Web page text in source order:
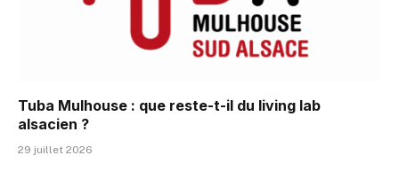
Tuba Mulhouse : que reste-t-il du living lab
alsacien ?
29 juillet 2026